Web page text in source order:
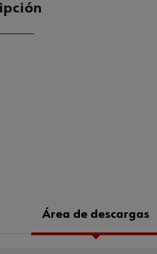
CANTIDAD
Área de descargas